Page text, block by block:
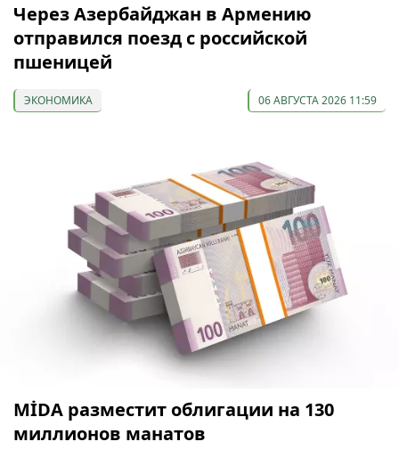
Через Азербайджан в Армению
отправился поезд с российской
пшеницей
ЭКОНОМИКА 06 АВГУСТА 2026 11:59
МİDA разместит облигации на 130
миллионов манатов